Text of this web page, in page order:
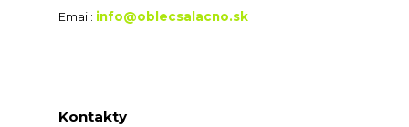
Email: info@oblecsalacno.sk
Kontakty